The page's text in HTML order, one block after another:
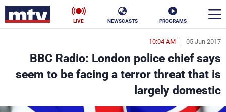
PROGRAMS
NEWSCASTS
LIVE
05 Jun 2017
10:04 AM
BBC Radio: London police chief says
seem to be facing a terror threat that is
largely domestic
en
الأخبار
سياسة